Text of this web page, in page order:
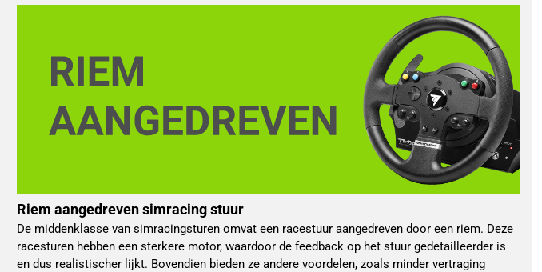
Riem aangedreven simracing stuur
De middenklasse van simracingsturen omvat een racestuur aangedreven door een riem. Deze
racesturen hebben een sterkere motor, waardoor de feedback op het stuur gedetailleerder is
en dus realistischer lijkt. Bovendien bieden ze andere voordelen, zoals minder vertraging